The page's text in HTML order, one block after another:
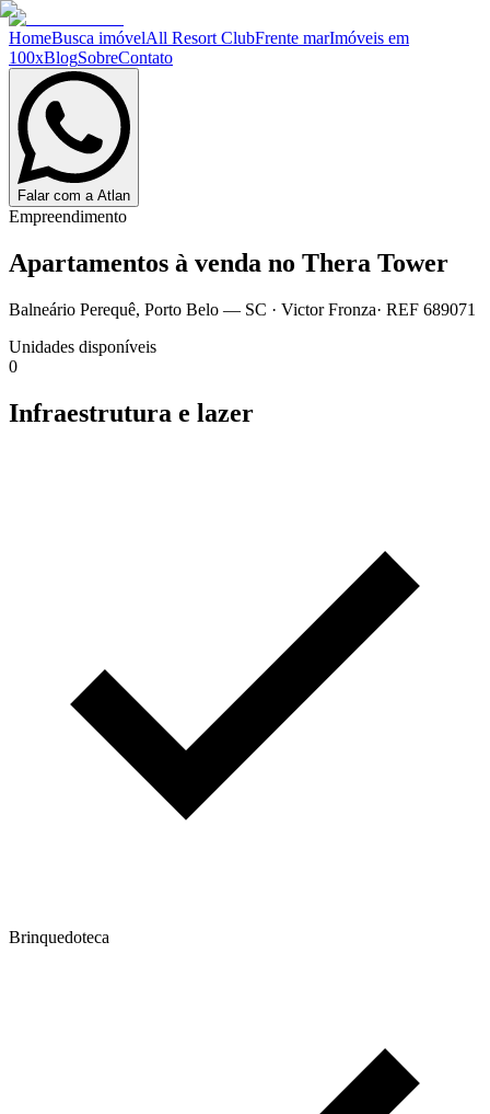
HomeBusca imóvelAll Resort ClubFrente marImóveis em
100xBlogSobreContato
Falar com a Atlan
Empreendimento
Apartamentos à venda no Thera Tower
Balneário Perequê, Porto Belo — SC · Victor Fronza· REF 689071
Unidades disponíveis
0
Infraestrutura e lazer
Brinquedoteca